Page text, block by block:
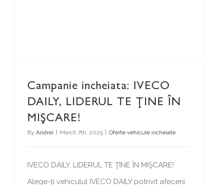
Campanie incheiata: IVECO
DAILY, LIDERUL TE ŢINE ÎN
MIŞCARE!
By Andrei March 7th, 2025 Oferte vehicule incheiate
IVECO DAILY, LIDERUL TE ŢINE ÎN MIŞCARE!
Alege-ți vehiculul IVECO DAILY potrivit afecerii